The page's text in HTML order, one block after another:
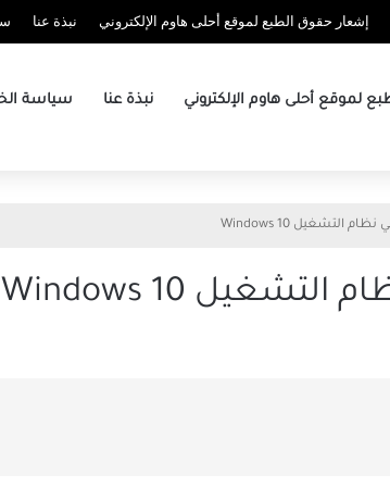
إشعار حقوق الطبع لموقع أحلى هاوم الإلكتروني نبذة عنا
لموقع أحلى هاوم الإلكتروني نبذة عنا سياسة